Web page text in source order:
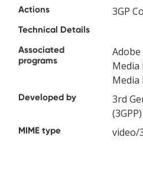
Actions 3GP
Technical Details
Associated
programs
Media
Media
Developed by
3rd
(3GPP)
MIME type video/